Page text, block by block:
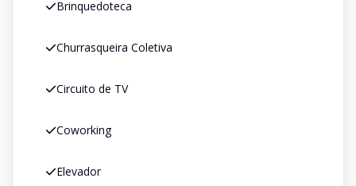
Brinquedoteca
Churrasqueira Coletiva
Circuito de TV
Coworking
Elevador